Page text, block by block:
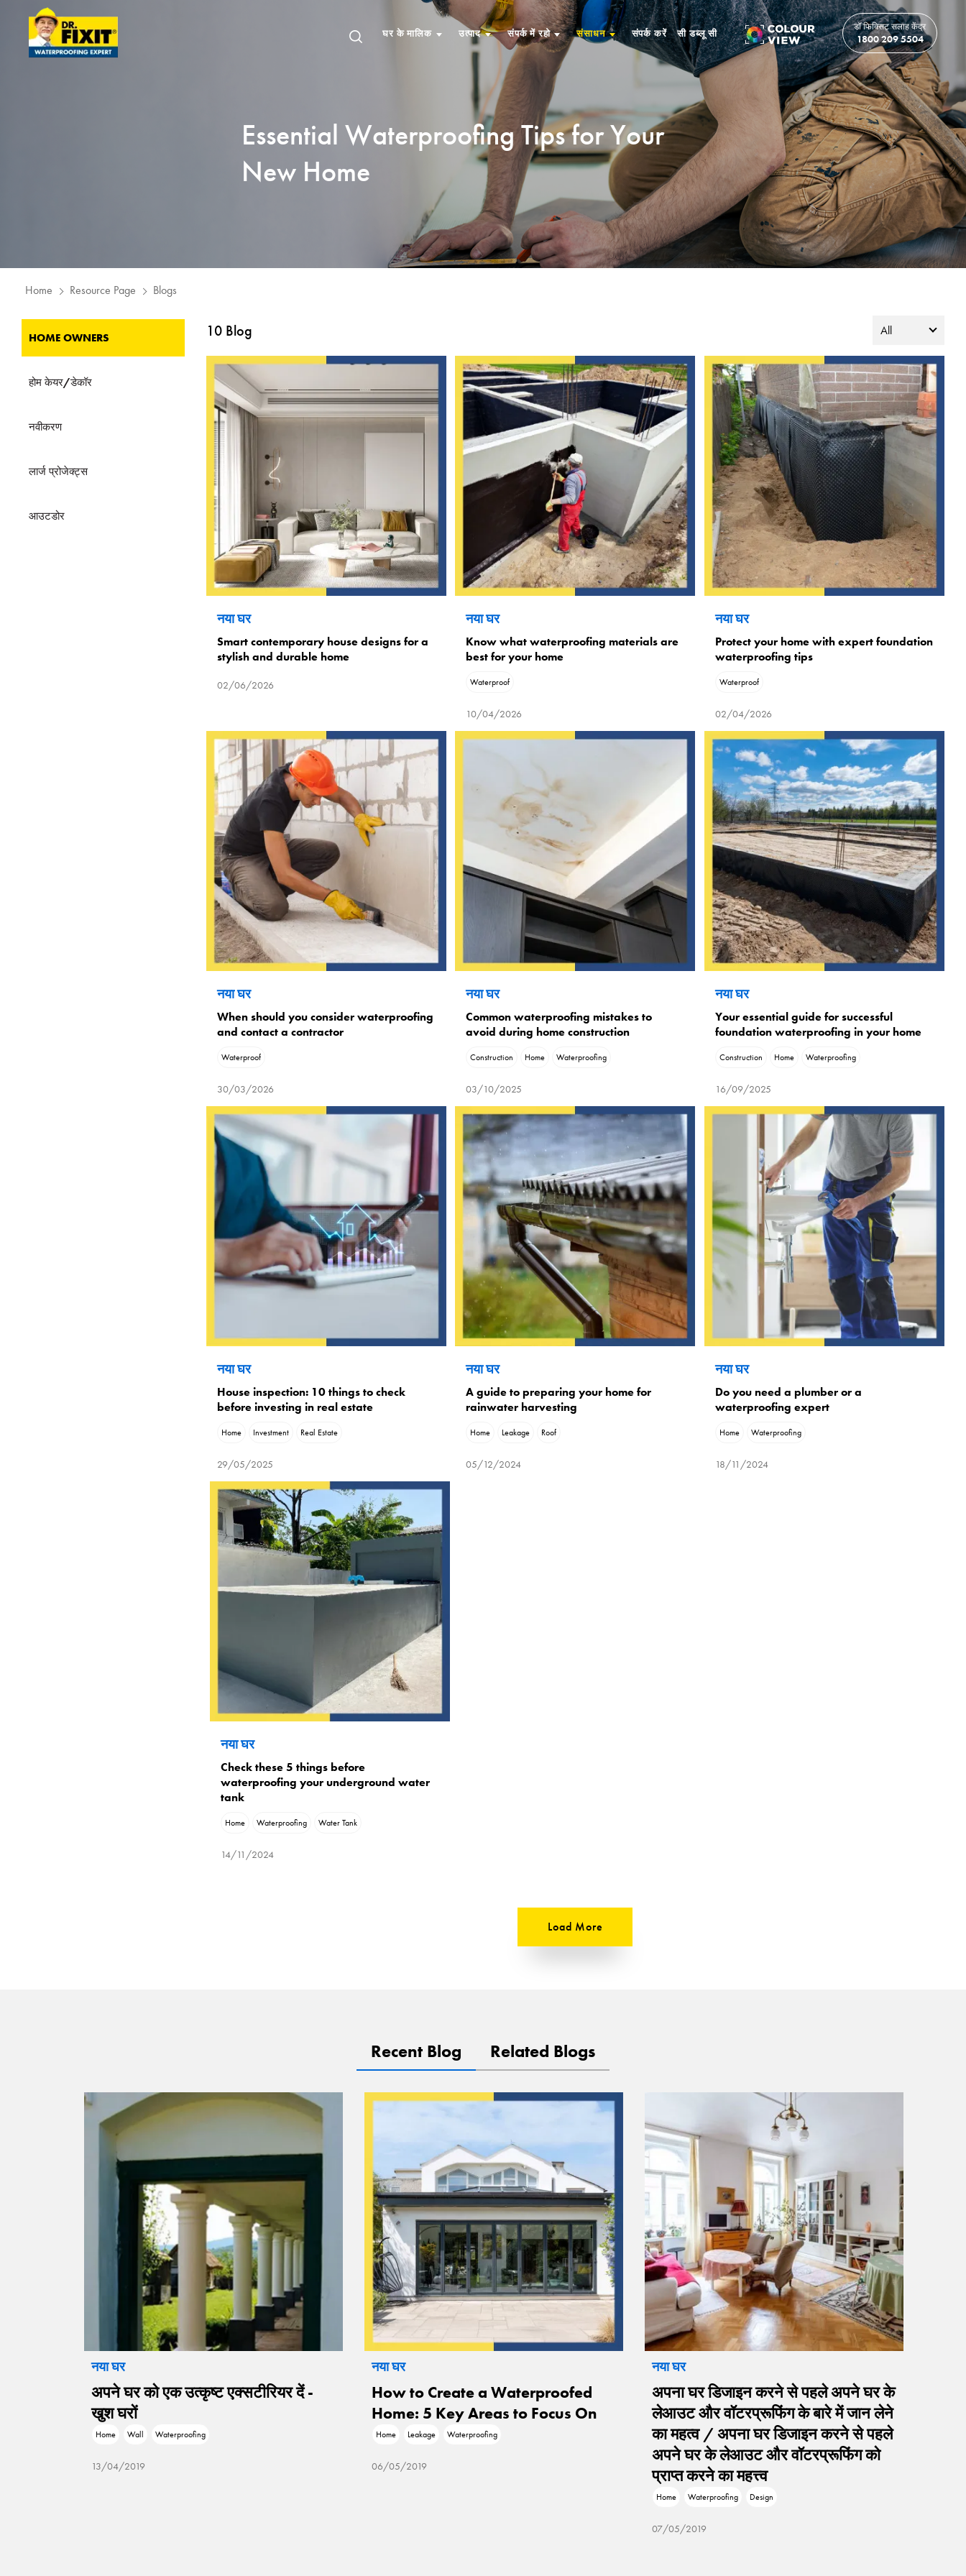
घर के मालिक उत्पाद संपर्क में रहो संसाधन संपर्क करें सी डब्लू सी
डॉ फिक्सिट सलाह केंद्र
1800 209 5504
Essential Waterproofing Tips for Your
New Home
Home Resource Page Blogs
HOME OWNERS
होम केयर/डेकॉर
नवीकरण
लार्ज प्रोजेक्ट्स
आउटडोर
10Blog
नया घर
Smart contemporary house designs for a
stylish and durable home
02/06/2026
नया घर
Know what waterproofing materials are
best for your home
Waterproof
10/04/2026
नया घर
Protect your home with expert foundation
waterproofing tips
Waterproof
02/04/2026
नया घर
When should you consider waterproofing
and contact a contractor
Waterproof
30/03/2026
नया घर
Common waterproofing mistakes to
avoid during home construction
Construction Home Waterproofing
03/10/2025
नया घर
Your essential guide for successful
foundation waterproofing in your home
Construction Home Waterproofing
16/09/2025
नया घर
House inspection: 10 things to check
before investing in real estate
Home Investment Real Estate
29/05/2025
नया घर
A guide to preparing your home for
rainwater harvesting
Home Leakage Roof
05/12/2024
नया घर
Do you need a plumber or a
waterproofing expert
Home Waterproofing
18/11/2024
नया घर
Check these 5 things before
waterproofing your underground water
tank
Home Waterproofing Water Tank
14/11/2024
Load More
Recent Blog Related Blogs
नया घर
अपने घर को एक उत्कृष्ट एक्सटीरियर दें -
खुश घरों
Home Wall Waterproofing
13/04/2019
नया घर
How to Create a Waterproofed
Home: 5 Key Areas to Focus On
Home Leakage Waterproofing
06/05/2019
नया घर
अपना घर डिजाइन करने से पहले अपने घर के
लेआउट और वॉटरप्रूफिंग के बारे में जान लेने
का महत्व / अपना घर डिजाइन करने से पहले
अपने घर के लेआउट और वॉटरप्रूफिंग को
प्राप्त करने का महत्त्व
Home Waterproofing Design
07/05/2019